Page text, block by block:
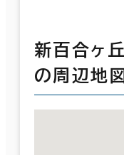
新百合ヶ
の周辺地図